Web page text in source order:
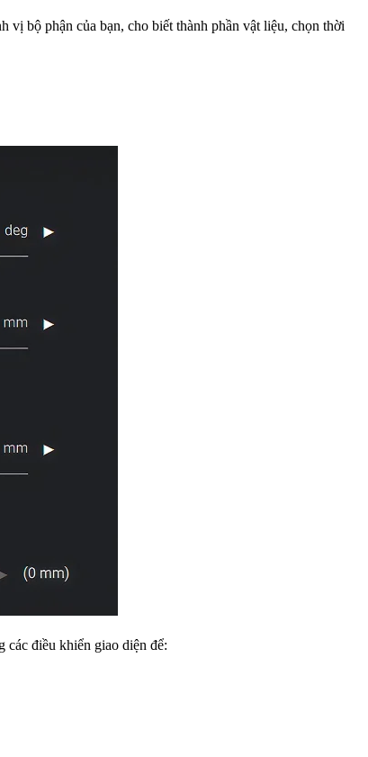
bộ phận của bạn, cho biết thành phần vật liệu, chọn thời
điều khiển giao diện để: